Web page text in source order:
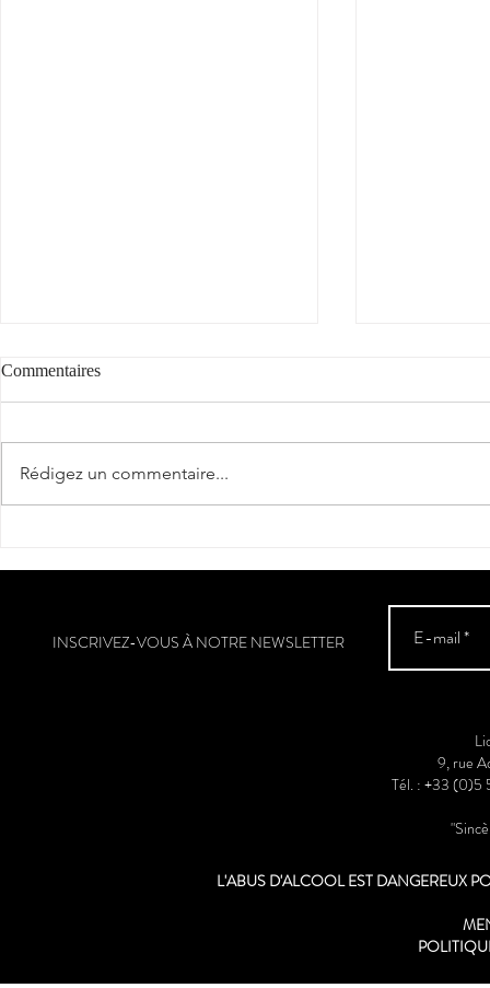
Commentaires
Rédigez un commentaire...
INSCRIVEZ-VOUS À NOTRE NEWSLETTER
9, rue
Tél. : +33
L'ABUS D'ALCOOL EST DANGEREUX